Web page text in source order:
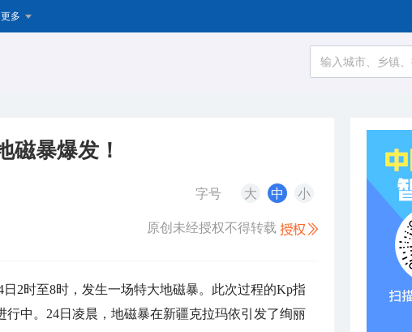
更多
磁暴爆发！
字号 大 中 小
原创未经授权不得转载
2时至8时，发生一场特大地磁暴。此次过程的Kp指
中。24日凌晨，地磁暴在新疆克拉玛依引发了绚丽